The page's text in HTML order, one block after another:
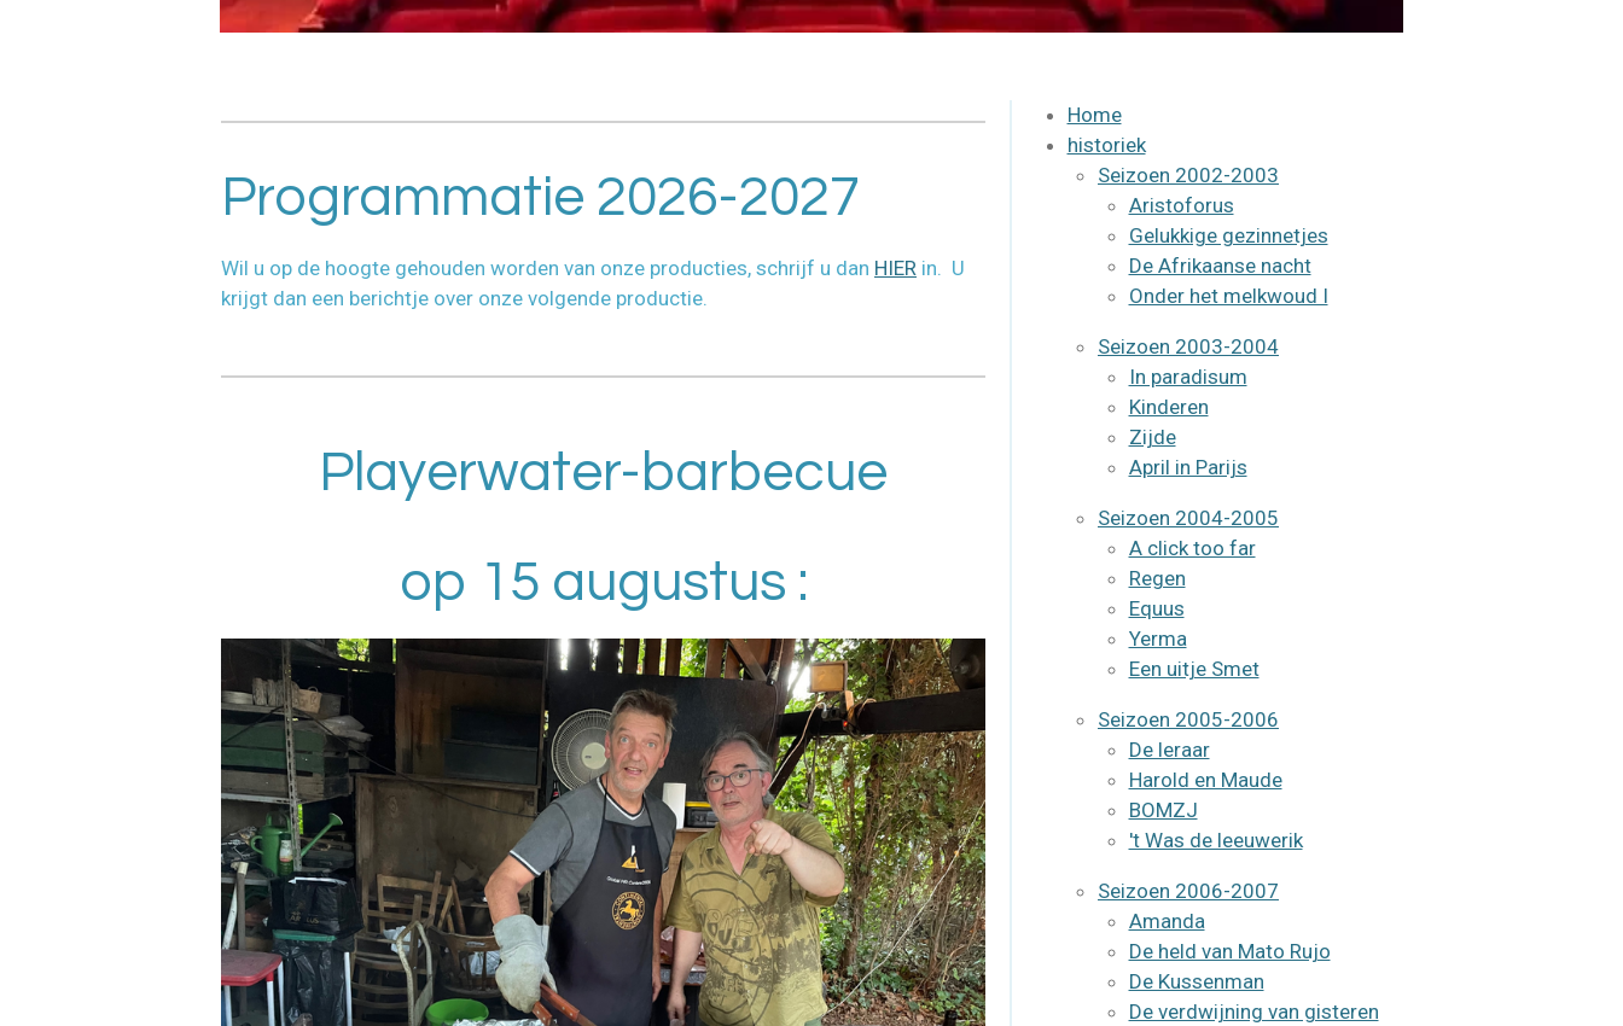
Programmatie 2026-2027
Wil u op de hoogte gehouden worden van onze producties, schrijf u dan HIER in. U
krijgt dan een berichtje over onze volgende productie.
Playerwater-barbecue
op 15 augustus :
Home
historiek
Seizoen 2002-2003
Aristoforus
Gelukkige gezinnetjes
De Afrikaanse nacht
Onder het melkwoud I
Seizoen 2003-2004
In paradisum
Kinderen
Zijde
April in Parijs
Seizoen 2004-2005
A click too far
Regen
Equus
Yerma
Een uitje Smet
Seizoen 2005-2006
De leraar
Harold en Maude
BOMZJ
't Was de leeuwerik
Seizoen 2006-2007
Amanda
De held van Mato Rujo
De Kussenman
De verdwijning van gisteren